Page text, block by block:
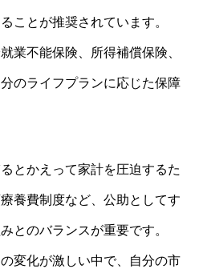
ことが推奨されています。
業不能保険、所得補償保険、
のライフプランに応じた保障
とかえって家計を圧迫するた
養費制度など、公助としてす
とのバランスが重要です。
変化が激しい中で、自分の市